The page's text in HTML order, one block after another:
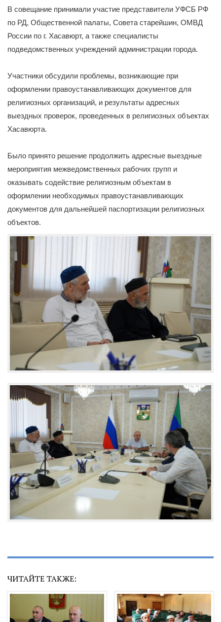
В совещание принимали участие представители УФСБ РФ
по РД, Общественной палаты, Совета старейшин, ОМВД
России по г. Хасавюрт, а также специалисты
подведомственных учреждений администрации города.
Участники обсудили проблемы, возникающие при
оформлении правоустанавливающих документов для
религиозных организаций, и результаты адресных
выездных проверок, проведенных в религиозных объектах
Хасавюрта.
Было принято решение продолжить адресные выездные
мероприятия межведомственных рабочих групп и
оказывать содействие религиозным объектам в
оформлении необходимых правоустанавливающих
документов для дальнейшей паспортизации религиозных
объектов.
ЧИТАЙТЕ ТАКЖЕ: